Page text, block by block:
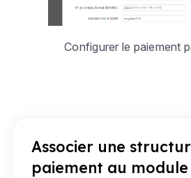
Configurer le paiement
Associer une
paiement au module